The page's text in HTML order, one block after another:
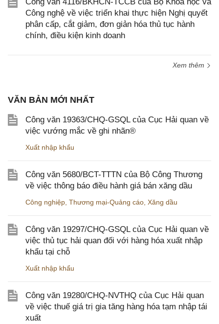
Công nghệ về việc triển khai thực hiện Nghị quyết
phân cấp, cắt giảm, đơn giản hóa thủ tục hành
chính, điều kiện kinh doanh
Xem thêm
VĂN BẢN MỚI NHẤT
Công văn 19363/CHQ-GSQL của Cục Hải quan về
việc vướng mắc về ghi nhãn®
Xuất nhập khẩu
Công văn 5680/BCT-TTTN của Bộ Công Thương
về việc thông báo điều hành giá bán xăng dầu
Công nghiệp Thương mại-Quảng cáo Xăng dầu
Công văn 19297/CHQ-GSQL của Cục Hải quan về
việc thủ tục hải quan đối với hàng hóa xuất nhập
khẩu tại chỗ
Xuất nhập khẩu
Công văn 19280/CHQ-NVTHQ của Cục Hải quan
về việc thuế giá trị gia tăng hàng hóa tạm nhập tái
xuất